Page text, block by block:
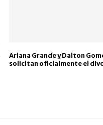
Ariana Grande y Dalton
solicitan oficialmente el